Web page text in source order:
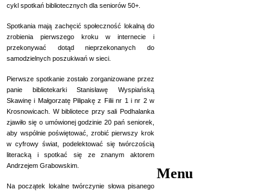
cykl spotkań bibliotecznych dla seniorów 50+.
Spotkania mają zachęcić społeczność lokalną do
zrobienia pierwszego kroku w internecie i
przekonywać dotąd nieprzekonanych do
samodzielnych poszukiwań w sieci.
Pierwsze spotkanie zostało zorganizowane przez
panie bibliotekarki Stanisławę Wyspiańską
Skawinę i Małgorzatę Pilipakę z Filii nr 1 i nr 2 w
Krosnowicach. W bibliotece przy sali Podhalanka
zjawiło się o umówionej godzinie 20 pań seniorek,
aby wspólnie poświętować, zrobić pierwszy krok
w cyfrowy świat, podelektować się twórczością
literacką i spotkać się ze znanym aktorem
Andrzejem Grabowskim.
Na początek lokalne twórczynie słowa pisanego
Menu